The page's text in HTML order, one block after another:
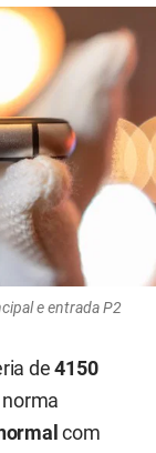
e entrada P2
de4150
com